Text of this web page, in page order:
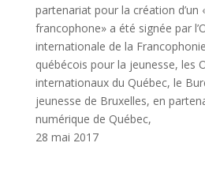
partenariat pour la création d’un
francophone» a été signée par
internationale de la
québécois pour la jeunesse, les
internationaux du Québec, le
jeunesse de Bruxelles, en
numérique de Québec,
28 mai 2017